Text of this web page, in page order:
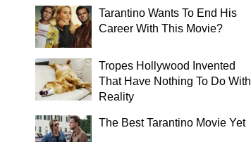
Tarantino Wants To End His
Career With This Movie?
Tropes Hollywood Invented
That Have Nothing To Do With
Reality
The Best Tarantino Movie Yet